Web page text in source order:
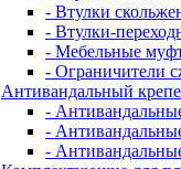
- Втулки
- Втулки-
- Мебельные
- Ограничители
Антивандальный
-
-
-